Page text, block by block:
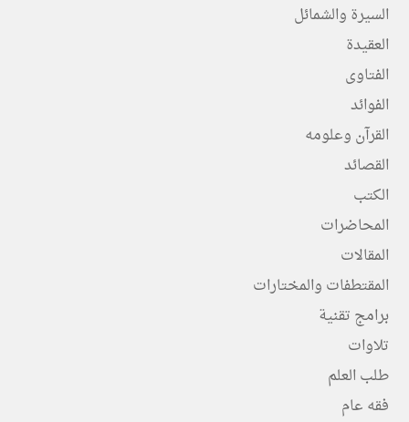
السيرة والشمائل
العقيدة
الفتاوى
الفوائد
القرآن وعلومه
القصائد
الكتب
المحاضرات
المقالات
المقتطفات والمختارات
برامج تقنية
تلاوات
طلب العلم
فقه عام